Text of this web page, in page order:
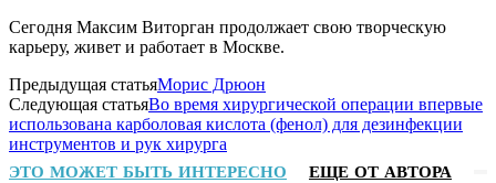
Сегодня Максим Виторган продолжает свою творческую
карьеру, живет и работает в Москве.
Предыдущая статьяМорис Дрюон
Следующая статьяВо время хирургической операции впервые
использована карболовая кислота (фенол) для дезинфекции
инструментов и рук хирурга
ЭТО МОЖЕТ БЫТЬ ИНТЕРЕСНО ЕЩЕ ОТ АВТОРА